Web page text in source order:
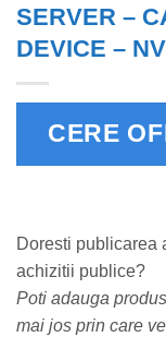
SERVER –
DEVICE –
CERE
Doresti publicarea
achizitii publice?
Poti adauga
mai jos prin care